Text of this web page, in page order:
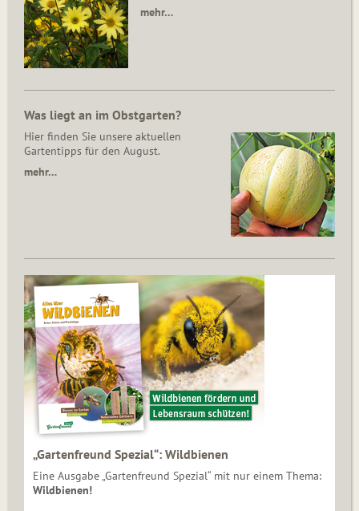
mehr…
Was liegt an im Obstgarten?
Hier finden Sie unsere aktuellen
Gartentipps für den August.
mehr…
„Gartenfreund Spezial“: Wildbienen
Eine Ausgabe „Gartenfreund Spezial“ mit nur einem Thema:
Wildbienen!